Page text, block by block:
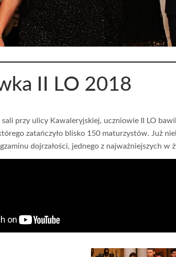
II LO 2018
przy ulicy Kawaleryjskiej, uczniowie II LO
zatańczyło blisko 150 maturzystów. Już
dojrzałości, jednego z najważniejszych w